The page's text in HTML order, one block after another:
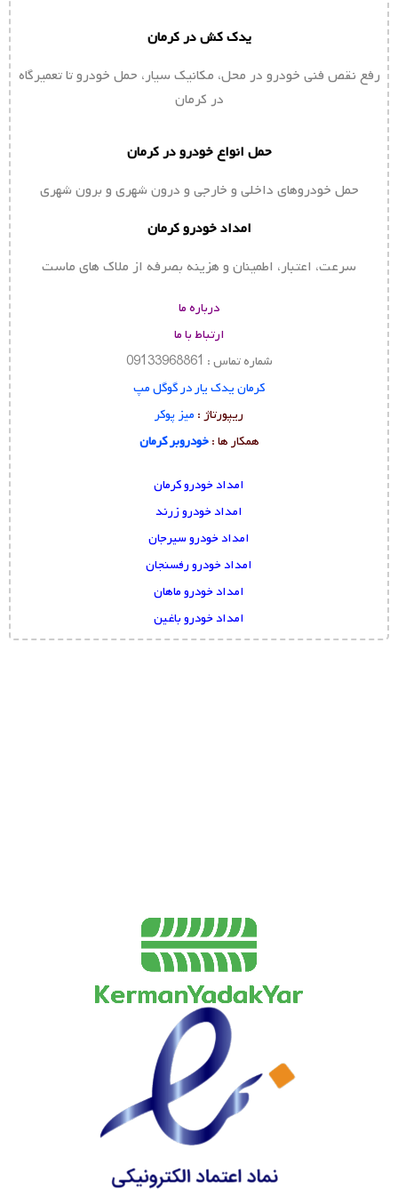
یدک کش در کرمان
رفع نقص فنی خودرو در محل، مکانیک سیار، حمل خودرو تا تعمیرگاه
در کرمان
حمل انواع خودرو در کرمان
حمل خودروهای داخلی و خارجی و درون شهری و برون شهری
امداد خودرو کرمان
سرعت، اعتبار، اطمینان و هزینه بصرفه از ملاک های ماست
درباره ما
ارتباط با ما
شماره تماس : 09133968861
کرمان یدک یار در گوگل مپ
ریپورتاژ : میز پوکر
همکار ها :خودروبر کرمان
امداد خودرو کرمان
امداد خودرو زرند
امداد خودرو سیرجان
امداد خودرو رفسنجان
امداد خودرو ماهان
امداد خودرو باغین